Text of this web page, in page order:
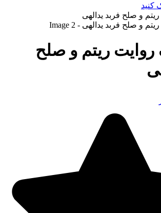
کنید
روایت ریتم و صلح